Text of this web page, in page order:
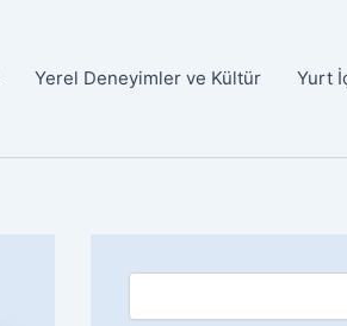
Yerel Deneyimler ve Kültür Yurt
A